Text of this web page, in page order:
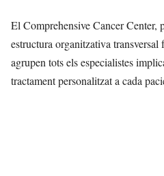
El Comprehensive Cancer Center,
estructura organitzativa
agrupen tots els especialistes
tractament personalitzat a cada